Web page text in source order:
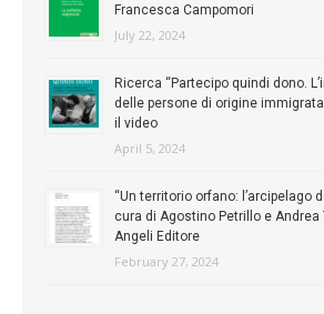
Francesca Campomori
July 22, 2024
Ricerca “Partecipo quindi dono.
delle persone di origine
il video
April 5, 2024
“Un territorio orfano: l’arcipelago
cura di Agostino Petrillo e Andrea
Angeli Editore
February 27, 2024